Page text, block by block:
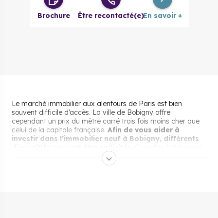
Brochure Être recontacté(e)En savoir +
Le marché immobilier aux alentours de Paris est bien
souvent difficile d’accès. La ville de Bobigny offre
cependant un prix du mètre carré trois fois moins cher que
celui de la capitale française. Afin de vous aider à
investir dans l’immobilier neuf à Bobigny, différents
et vous propose ses programmes neufs pour investir à